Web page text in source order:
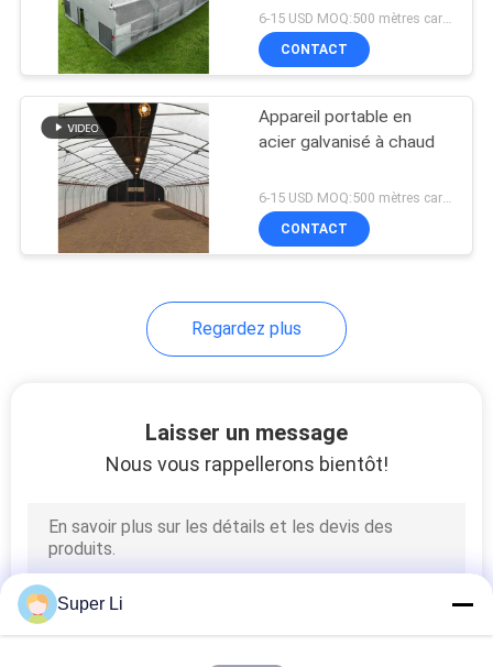
CONTACTEZ-
NOUS
NOUVELLES
PLAN
POLITIQUE
LA
VIE
PRIVÉE
Serre chaude
commerciale
23
Serre chaude de
chanvre
5
Serre chaude de
tunnel
herbes avec rideau
d'obscurcissement
6-15 USD MOQ:500 mètres carrés
CONTACT
Appareil portable en
acier galvanisé à chaud
6-15 USD MOQ:500 mètres carrés
CONTACT
Regardez plus
Laisser un message
Nous vous rappellerons bientôt!
Super Li